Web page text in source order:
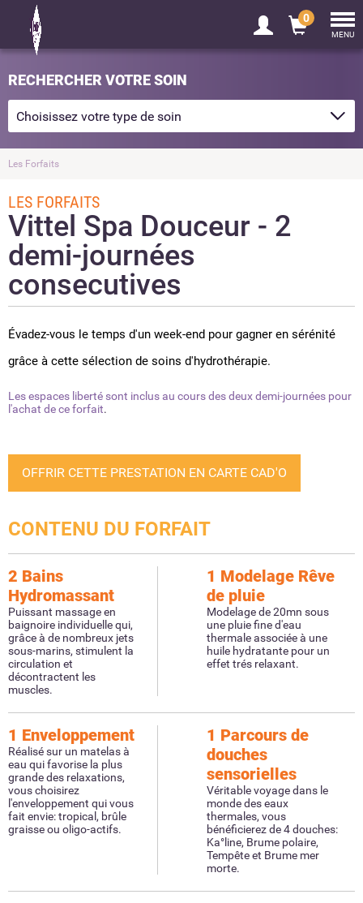
0
MENU
RECHERCHER VOTRE SOIN
Les Forfaits
LES FORFAITS
Vittel Spa Douceur - 2
demi-journées
consecutives
Évadez-vous le temps d'un week-end pour gagner en sérénité
grâce à cette sélection de soins d'hydrothérapie.
Les espaces liberté sont inclus au cours des deux demi-journées pour
l'achat de ce forfait.
OFFRIR CETTE PRESTATION EN CARTE CAD'O
CONTENU DU FORFAIT
2 Bains
Hydromassant
Puissant massage en
baignoire individuelle qui,
grâce à de nombreux jets
sous-marins, stimulent la
circulation et
décontractent les
muscles.
1 Modelage Rêve
de pluie
Modelage de 20mn sous
une pluie fine d'eau
thermale associée à une
huile hydratante pour un
effet trés relaxant.
1 Enveloppement
Réalisé sur un matelas à
eau qui favorise la plus
grande des relaxations,
vous choisirez
l'enveloppement qui vous
fait envie: tropical, brûle
graisse ou oligo-actifs.
1 Parcours de
douches
sensorielles
Véritable voyage dans le
monde des eaux
thermales, vous
bénéficierez de 4 douches:
Ka°line, Brume polaire,
Tempête et Brume mer
morte.